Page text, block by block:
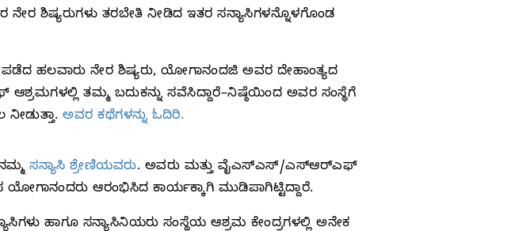
ಶಿಷ್ಯರುಗಳು ತರಬೇತಿ ನೀಡಿದ ಇತರ ಸನ್ಯಾಸಿಗಳನ್ನೊಳಗೊಂಡ
ಹಲವಾರು ನೇರ ಶಿಷ್ಯರು, ಯೋಗಾನಂದಜಿ ಅವರ ದೇಹಾಂತ್ಯದ
ತಮ್ಮ ಬದುಕನ್ನು ಸವೆಸಿದ್ದಾರೆ–ನಿಷ್ಠೆಯಿಂದ ಅವರ ಸಂಸ್ಥೆಗೆ
ಅವರ ಕಥೆಗಳನ್ನು ಓದಿರಿ.
ಸನ್ಯಾಸಿ ಶ್ರೇಣಿಯವರು. ಅವರು ಮತ್ತು ವೈಎಸ್‌ಎಸ್‌/ಎಸ್‌ಆರ್‌ಎಫ್‌
ಆರಂಭಿಸಿದ ಕಾರ್ಯಕ್ಕಾಗಿ ಮುಡಿಪಾಗಿಟ್ಟಿದ್ದಾರೆ.
ಹಾಗೂ ಸನ್ಯಾಸಿನಿಯರು ಸಂಸ್ಥೆಯ ಆಶ್ರಮ ಕೇಂದ್ರಗಳಲ್ಲಿ ಅನೇಕ